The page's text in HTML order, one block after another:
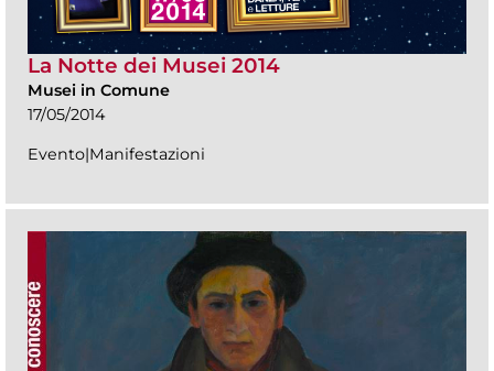
La Notte dei Musei 2014
Musei in Comune
17/05/2014
Evento|Manifestazioni